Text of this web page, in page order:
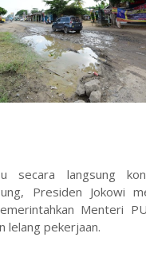
secara langsung
Presiden Jokowi
Menteri
lelang pekerjaan.